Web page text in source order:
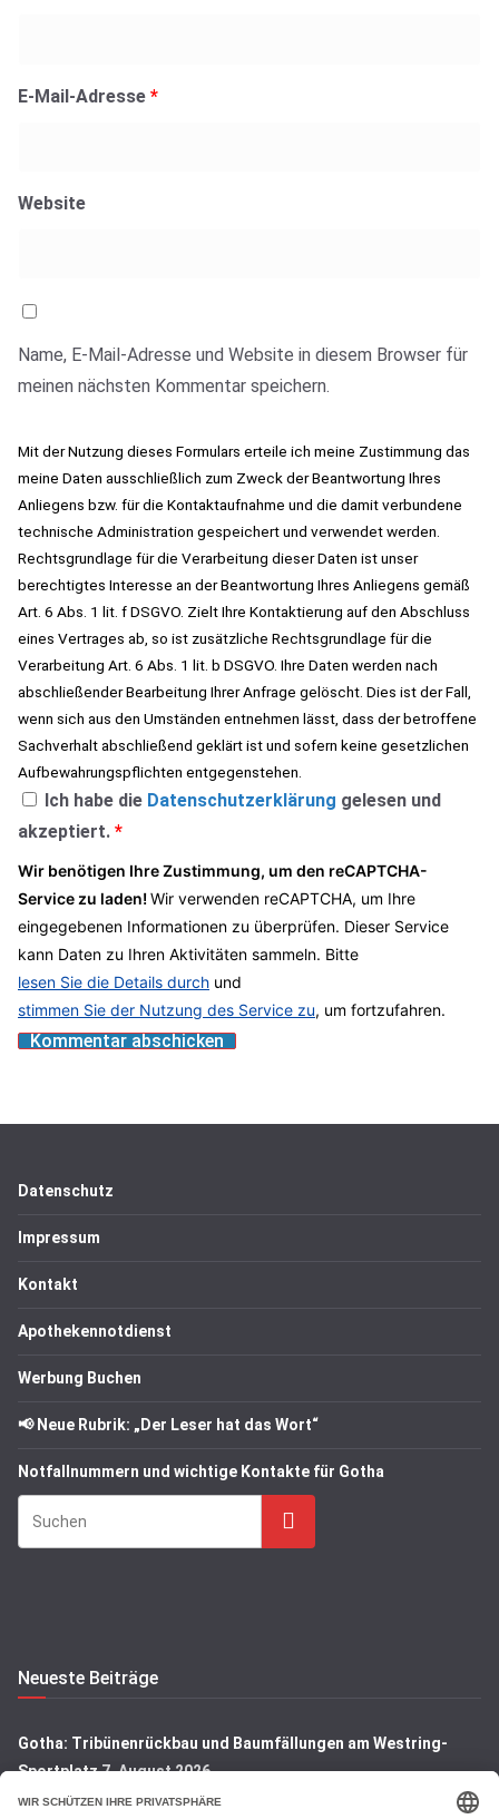
E-Mail-Adresse *
Website
Name, E-Mail-Adresse und Website in diesem Browser für
meinen nächsten Kommentar speichern.
Mit der Nutzung dieses Formulars erteile ich meine Zustimmung das
meine Daten ausschließlich zum Zweck der Beantwortung Ihres
Anliegens bzw. für die Kontaktaufnahme und die damit verbundene
technische Administration gespeichert und verwendet werden.
Rechtsgrundlage für die Verarbeitung dieser Daten ist unser
berechtigtes Interesse an der Beantwortung Ihres Anliegens gemäß
Art. 6 Abs. 1 lit. f DSGVO. Zielt Ihre Kontaktierung auf den Abschluss
eines Vertrages ab, so ist zusätzliche Rechtsgrundlage für die
Verarbeitung Art. 6 Abs. 1 lit. b DSGVO. Ihre Daten werden nach
abschließender Bearbeitung Ihrer Anfrage gelöscht. Dies ist der Fall,
wenn sich aus den Umständen entnehmen lässt, dass der betroffene
Sachverhalt abschließend geklärt ist und sofern keine gesetzlichen
Aufbewahrungspflichten entgegenstehen.
Ich habe die Datenschutzerklärung gelesen und
akzeptiert. *
Wir benötigen Ihre Zustimmung, um den reCAPTCHA-
Service zu laden!Wir verwenden reCAPTCHA, um Ihre
eingegebenen Informationen zu überprüfen. Dieser Service
kann Daten zu Ihren Aktivitäten sammeln. Bitte
lesen Sie die Details durch und
stimmen Sie der Nutzung des Service zu, um fortzufahren.
Datenschutz
Impressum
Kontakt
Apothekennotdienst
Werbung Buchen
📢 Neue Rubrik: „Der Leser hat das Wort“
Notfallnummern und wichtige Kontakte für Gotha
Suchen
Neueste Beiträge
Gotha: Tribünenrückbau und Baumfällungen am Westring-
Sportplatz7. August 2026